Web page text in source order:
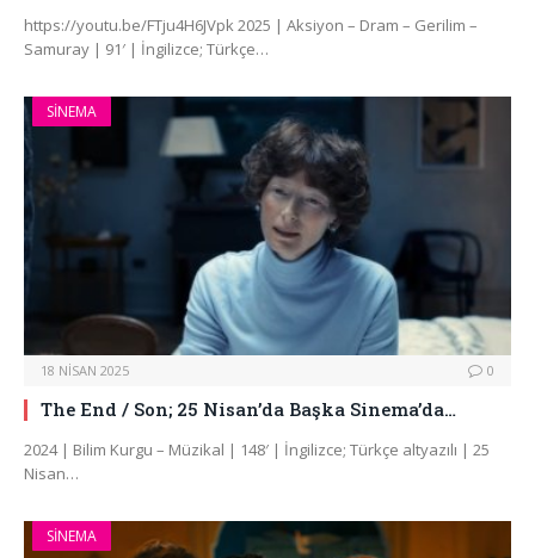
https://youtu.be/FTju4H6JVpk 2025 | Aksiyon – Dram – Gerilim –
Samuray | 91′ | İngilizce; Türkçe…
SINEMA
18 NISAN 2025 0
The End / Son; 25 Nisan’da Başka Sinema’da…
2024 | Bilim Kurgu – Müzikal | 148′ | İngilizce; Türkçe altyazılı | 25
Nisan…
SINEMA